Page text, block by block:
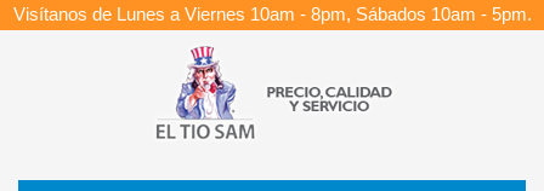
Visítanos de Lunes a Viernes 10am - 8pm, Sábados 10am - 5pm.